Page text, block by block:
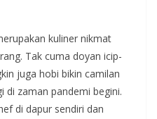
kuliner nikmat
Tak cuma doyan icip-
juga hobi bikin camilan
di zaman pandemi begini.
di dapur sendiri dan